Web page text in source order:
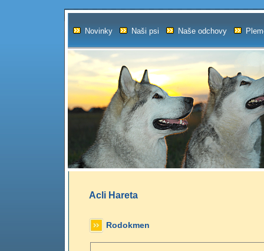
Novinky Naši psi Naše odchovy
Acli Hareta
Rodokmen